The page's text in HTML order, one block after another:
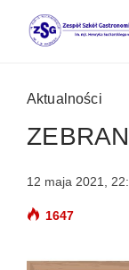
Aktualności
12 maja 2021,
1647